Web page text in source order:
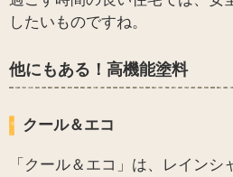
したいものですね。
他にもある！高機能塗料
クール＆エコ
「クール＆エコ」は、レイン